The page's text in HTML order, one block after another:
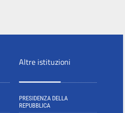
Altre istituzioni
PRESIDENZA DELLA
REPUBBLICA